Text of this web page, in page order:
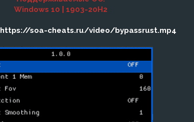
Windows 10 | 1903-20H2
https://soa-cheats.ru/video/bypassrust.mp4